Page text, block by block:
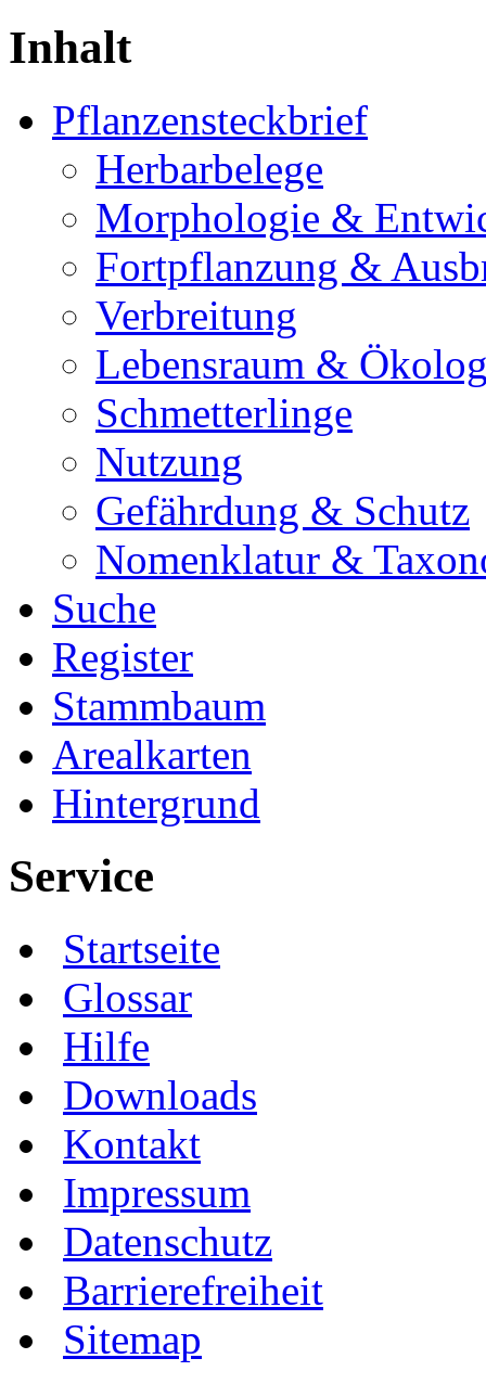
Inhalt
Pflanzensteckbrief
Herbarbelege
Morphologie &
Fortpflanzung &
Verbreitung
Lebensraum &
Schmetterlinge
Nutzung
Gefährdung & Schutz
Nomenklatur &
Suche
Register
Stammbaum
Arealkarten
Hintergrund
Service
Startseite
Glossar
Hilfe
Downloads
Kontakt
Impressum
Datenschutz
Barrierefreiheit
Sitemap